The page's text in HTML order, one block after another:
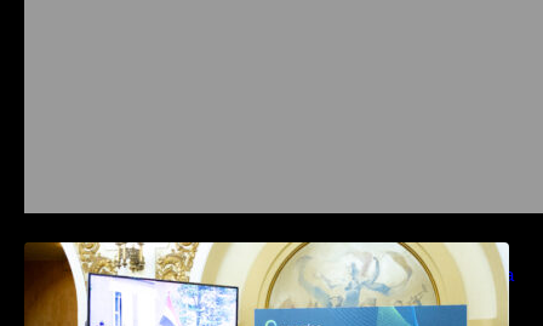
Prysmian aduce la COMM26 tehnologii de
sensing si Digital Energy pentru monitorizarea
in timp real a infrastrucrutilor critice